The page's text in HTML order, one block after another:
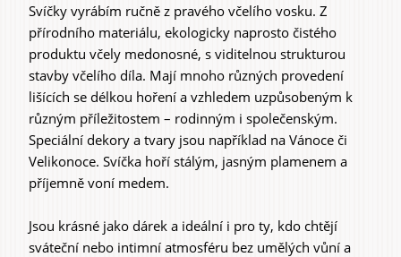
Svíčky vyrábím ručně z pravého včelího vosku. Z
přírodního materiálu, ekologicky naprosto čistého
produktu včely medonosné, s viditelnou strukturou
stavby včelího díla. Mají mnoho různých provedení
lišících se délkou hoření a vzhledem uzpůsobeným k
různým příležitostem – rodinným i společenským.
Speciální dekory a tvary jsou například na Vánoce či
Velikonoce. Svíčka hoří stálým, jasným plamenem a
příjemně voní medem.
Jsou krásné jako dárek a ideální i pro ty, kdo chtějí
sváteční nebo intimní atmosféru bez umělých vůní a